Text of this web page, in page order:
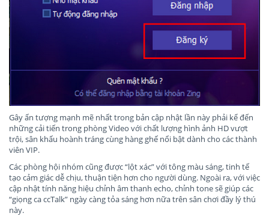
Gây ấn tượng mạnh mẽ nhất trong bản cập nhật lần này phải kể đến
những cải tiến trong phòng Video với chất lượng hình ảnh HD vượt
trội, sân khấu hoành tráng cùng hàng ghế nổi bật dành cho các thành
viên VIP.
Các phòng hội nhóm cũng được “lột xác” với tông màu sáng, tinh tế
tạo cảm giác dễ chịu, thuận tiện hơn cho người dùng. Ngoài ra, với việc
cập nhật tính năng hiệu chỉnh âm thanh echo, chỉnh tone sẽ giúp các
“giọng ca ccTalk” ngày càng tỏa sáng hơn nữa trên sân chơi đầy lý thú
này.